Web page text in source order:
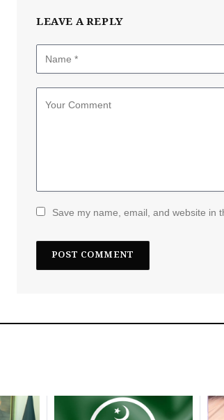
LEAVE A REPLY
Save my name, email, and website in